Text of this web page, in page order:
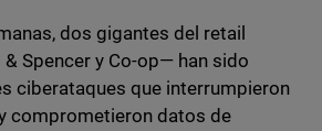
dos gigantes del retail
Spencer y Co-op— han sido
ciberataques que interrumpieron
comprometieron datos de